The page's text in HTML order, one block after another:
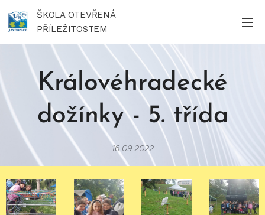
ŠKOLA OTEVŘENÁ
PŘÍLEŽITOSTEM
Královéhradecké
dožínky - 5. třída
16.09.2022